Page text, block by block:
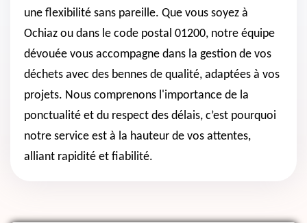
une flexibilité sans pareille. Que vous soyez à
Ochiaz ou dans le code postal 01200, notre équipe
dévouée vous accompagne dans la gestion de vos
déchets avec des bennes de qualité, adaptées à vos
projets. Nous comprenons l'importance de la
ponctualité et du respect des délais, c’est pourquoi
notre service est à la hauteur de vos attentes,
alliant rapidité et fiabilité.